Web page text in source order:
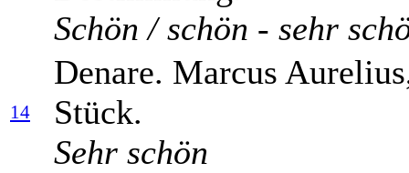
Schön / schön - sehr
14
Denare. Marcus
Stück.
Sehr schön